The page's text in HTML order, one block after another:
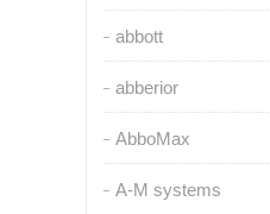
abbott
abberior
AbboMax
A-M systems